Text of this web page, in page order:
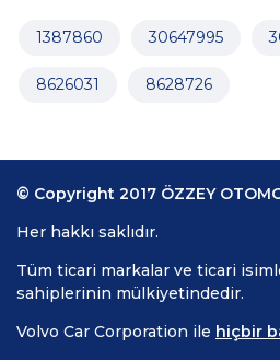
1387860 30647995
8626031 8628726
© Copyright 2017 ÖZZEY
Her hakkı saklıdır.
Tüm ticari markalar ve ticari
sahiplerinin mülkiyetindedir.
Volvo Car Corporation ile hiçbir